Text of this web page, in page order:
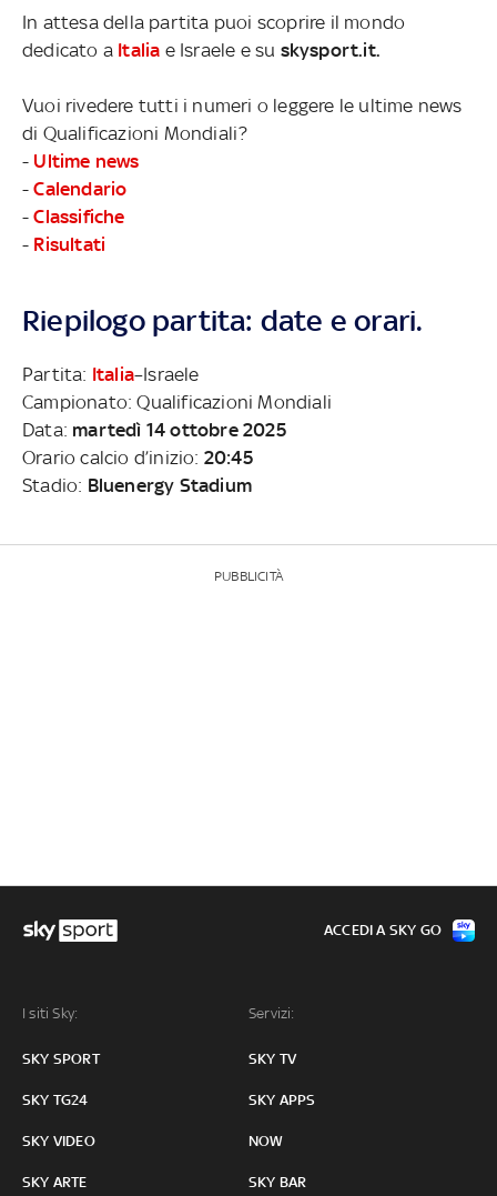
In attesa della partita puoi scoprire il mondo
dedicato a Italia e Israele e su skysport.it.
Vuoi rivedere tutti i numeri o leggere le ultime news
di Qualificazioni Mondiali?
- Ultime news
-Calendario
-Classifiche
- Risultati
Riepilogo partita: date e orari.
Partita: Italia–Israele
Campionato: Qualificazioni Mondiali
Data: martedì 14 ottobre 2025
Orario calcio d’inizio: 20:45
Stadio: Bluenergy Stadium
PUBBLICITÀ
I siti Sky:
SKY SPORT
SKY TG24
SKY VIDEO
SKY ARTE
Servizi:
SKY TV
SKY APPS
NOW
SKY BAR
ACCEDI A SKY GO